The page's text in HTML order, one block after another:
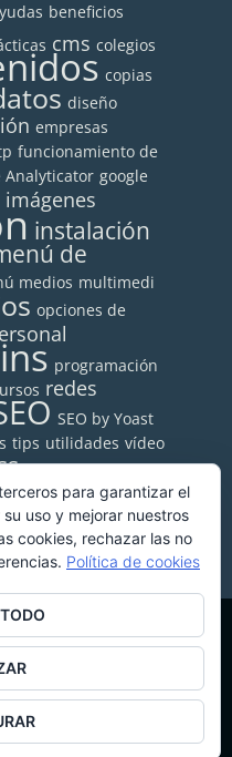
beneficios
cms colegios
copias
diseño
empresas
funcionamiento de
Analyticator google
imágenes
instalación
de
medios multimedi
opciones de
programación
redes
SEO by Yoast
tips utilidades vídeo
· construido con el
privacidad de datos
para garantizar el
uso y mejorar nuestros
cookies, rechazar las no
Política de cookies